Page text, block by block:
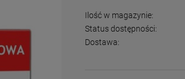
Ilość w magazynie:
Status dostępności:
Dostawa: